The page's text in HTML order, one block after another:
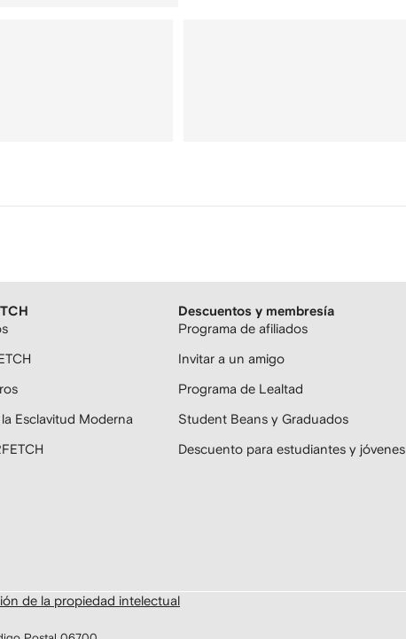
Esclavitud Moderna
Descuentos y membresía
Programa de afiliados
Invitar a un amigo
Programa de Lealtad
Student Beans y Graduados
Descuento para estudiantes y jóvenes
de la propiedad intelectual